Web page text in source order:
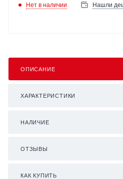
Нет в наличии Нашли
ОПИСАНИЕ
ХАРАКТЕРИСТИКИ
НАЛИЧИЕ
ОТЗЫВЫ
КАК КУПИТЬ